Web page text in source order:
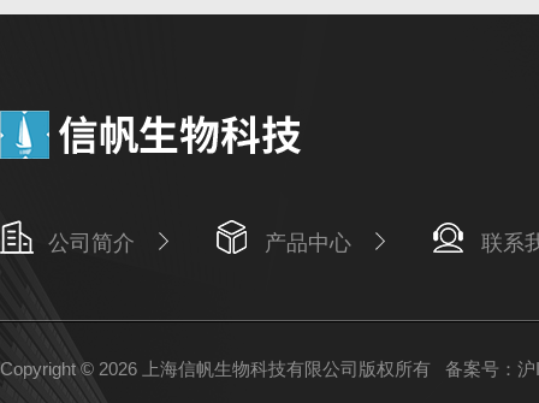
公司简介 产品中心 联系
Copyright © 2026 上海信帆生物科技有限公司版权所有 备案号：